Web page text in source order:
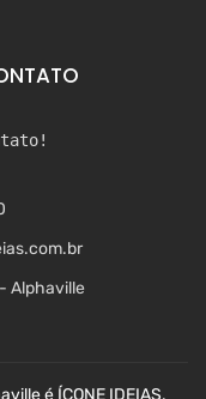
Alphaville
é ÍCONE IDEIAS.